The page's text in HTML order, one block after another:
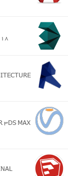
3DS MAX